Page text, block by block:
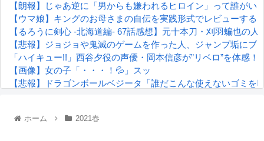
【朗報】じゃあ逆に「男からも嫌われるヒロイン」って誰がい
【ウマ娘】キングのお母さまの自伝を実践形式でレビューする
【るろうに剣心 -北海道編- 67話感想】元十本刀・刈羽蝙也の
【悲報】ジョジョや鬼滅のゲームを作った人、ジャンプ垢にブ
「ハイキュー!!」西谷夕役の声優・岡本信彦が”リベロ”を体感
【画像】女の子「・・・！💦」スッ
【悲報】ドラゴンボールベジータ「誰だこんな使えないゴミ
『進撃の巨人』で一番面白いところってｗｗｗｗｗ
ホーム 2021春